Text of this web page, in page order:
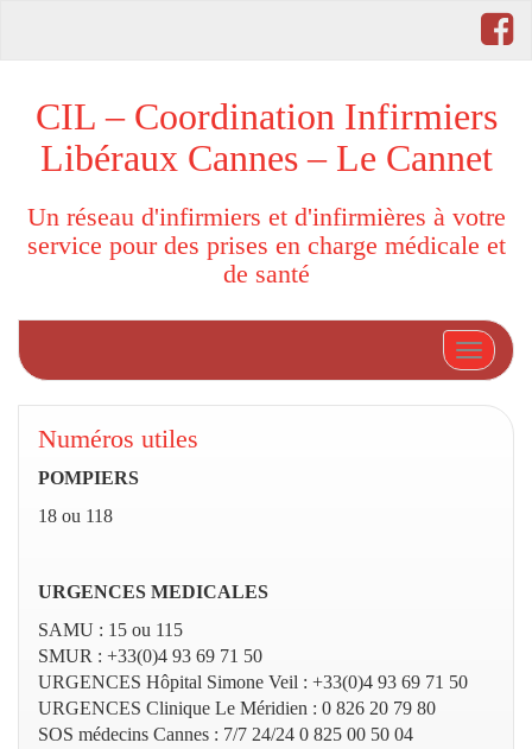
CIL – Coordination Infirmiers
Libéraux Cannes – Le Cannet
Un réseau d'infirmiers et d'infirmières à votre
service pour des prises en charge médicale et
de santé
Numéros utiles
POMPIERS
18 ou 118
URGENCES MEDICALES
SAMU : 15 ou 115
SMUR : +33(0)4 93 69 71 50
URGENCES Hôpital Simone Veil : +33(0)4 93 69 71 50
URGENCES Clinique Le Méridien : 0 826 20 79 80
SOS médecins Cannes : 7/7 24/24 0 825 00 50 04